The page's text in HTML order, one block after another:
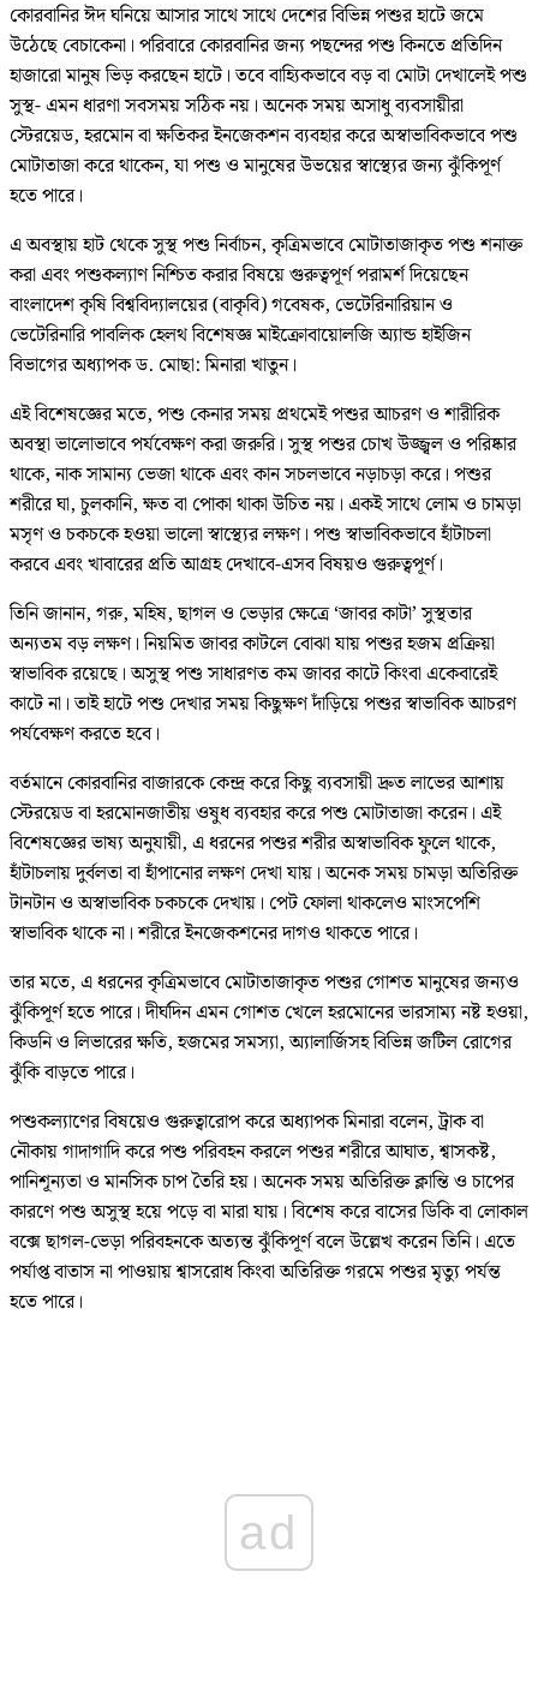
কোরবানির ঈদ ঘনিয়ে আসার সাথে সাথে দেশের বিভিন্ন পশুর হাটে জমে
উঠেছে বেচাকেনা। পরিবারে কোরবানির জন্য পছন্দের পশু কিনতে প্রতিদিন
হাজারো মানুষ ভিড় করছেন হাটে। তবে বাহ্যিকভাবে বড় বা মোটা দেখালেই পশু
সুস্থ- এমন ধারণা সবসময় সঠিক নয়। অনেক সময় অসাধু ব্যবসায়ীরা
স্টেরয়েড, হরমোন বা ক্ষতিকর ইনজেকশন ব্যবহার করে অস্বাভাবিকভাবে পশু
মোটাতাজা করে থাকেন, যা পশু ও মানুষের উভয়ের স্বাস্থ্যের জন্য ঝুঁকিপূর্ণ
হতে পারে।
এ অবস্থায় হাট থেকে সুস্থ পশু নির্বাচন, কৃত্রিমভাবে মোটাতাজাকৃত পশু শনাক্ত
করা এবং পশুকল্যাণ নিশ্চিত করার বিষয়ে গুরুত্বপূর্ণ পরামর্শ দিয়েছেন
বাংলাদেশ কৃষি বিশ্ববিদ্যালয়ের (বাকৃবি) গবেষক, ভেটেরিনারিয়ান ও
ভেটেরিনারি পাবলিক হেলথ বিশেষজ্ঞ মাইক্রোবায়োলজি অ্যান্ড হাইজিন
বিভাগের অধ্যাপক ড. মোছা: মিনারা খাতুন।
এই বিশেষজ্ঞের মতে, পশু কেনার সময় প্রথমেই পশুর আচরণ ও শারীরিক
অবস্থা ভালোভাবে পর্যবেক্ষণ করা জরুরি। সুস্থ পশুর চোখ উজ্জ্বল ও পরিষ্কার
থাকে, নাক সামান্য ভেজা থাকে এবং কান সচলভাবে নড়াচড়া করে। পশুর
শরীরে ঘা, চুলকানি, ক্ষত বা পোকা থাকা উচিত নয়। একই সাথে লোম ও চামড়া
মসৃণ ও চকচকে হওয়া ভালো স্বাস্থ্যের লক্ষণ। পশু স্বাভাবিকভাবে হাঁটাচলা
করবে এবং খাবারের প্রতি আগ্রহ দেখাবে-এসব বিষয়ও গুরুত্বপূর্ণ।
তিনি জানান, গরু, মহিষ, ছাগল ও ভেড়ার ক্ষেত্রে ‘জাবর কাটা’ সুস্থতার
অন্যতম বড় লক্ষণ। নিয়মিত জাবর কাটলে বোঝা যায় পশুর হজম প্রক্রিয়া
স্বাভাবিক রয়েছে। অসুস্থ পশু সাধারণত কম জাবর কাটে কিংবা একেবারেই
কাটে না। তাই হাটে পশু দেখার সময় কিছুক্ষণ দাঁড়িয়ে পশুর স্বাভাবিক আচরণ
পর্যবেক্ষণ করতে হবে।
বর্তমানে কোরবানির বাজারকে কেন্দ্র করে কিছু ব্যবসায়ী দ্রুত লাভের আশায়
স্টেরয়েড বা হরমোনজাতীয় ওষুধ ব্যবহার করে পশু মোটাতাজা করেন। এই
বিশেষজ্ঞের ভাষ্য অনুযায়ী, এ ধরনের পশুর শরীর অস্বাভাবিক ফুলে থাকে,
হাঁটাচলায় দুর্বলতা বা হাঁপানোর লক্ষণ দেখা যায়। অনেক সময় চামড়া অতিরিক্ত
টানটান ও অস্বাভাবিক চকচকে দেখায়। পেট ফোলা থাকলেও মাংসপেশি
স্বাভাবিক থাকে না। শরীরে ইনজেকশনের দাগও থাকতে পারে।
তার মতে, এ ধরনের কৃত্রিমভাবে মোটাতাজাকৃত পশুর গোশত মানুষের জন্যও
ঝুঁকিপূর্ণ হতে পারে। দীর্ঘদিন এমন গোশত খেলে হরমোনের ভারসাম্য নষ্ট হওয়া,
কিডনি ও লিভারের ক্ষতি, হজমের সমস্যা, অ্যালার্জিসহ বিভিন্ন জটিল রোগের
ঝুঁকি বাড়তে পারে।
পশুকল্যাণের বিষয়েও গুরুত্বারোপ করে অধ্যাপক মিনারা বলেন, ট্রাক বা
নৌকায় গাদাগাদি করে পশু পরিবহন করলে পশুর শরীরে আঘাত, শ্বাসকষ্ট,
পানিশূন্যতা ও মানসিক চাপ তৈরি হয়। অনেক সময় অতিরিক্ত ক্লান্তি ও চাপের
কারণে পশু অসুস্থ হয়ে পড়ে বা মারা যায়। বিশেষ করে বাসের ডিকি বা লোকাল
বক্সে ছাগল-ভেড়া পরিবহনকে অত্যন্ত ঝুঁকিপূর্ণ বলে উল্লেখ করেন তিনি। এতে
পর্যাপ্ত বাতাস না পাওয়ায় শ্বাসরোধ কিংবা অতিরিক্ত গরমে পশুর মৃত্যু পর্যন্ত
হতে পারে।
ad